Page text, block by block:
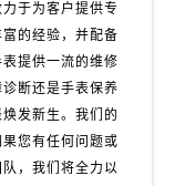
山西省太原市迎泽区迎泽街道解放路15号亨得利名表维修授权店3楼浪琴售后服务中心（需提前预约）
于为客户提供专
的经验，并配备
提供一流的维修
断还是手表保养
发新生。我们的
您有任何问题或
，我们将全力以